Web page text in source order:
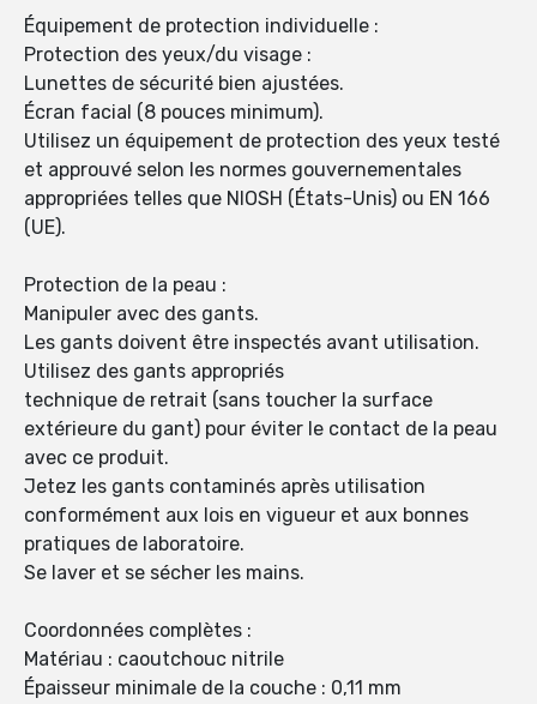
Équipement de protection individuelle :
Protection des yeux/du visage :
Lunettes de sécurité bien ajustées.
Écran facial (8 pouces minimum).
Utilisez un équipement de protection des yeux testé
et approuvé selon les normes gouvernementales
appropriées telles que NIOSH (États-Unis) ou EN 166
(UE).
Protection de la peau :
Manipuler avec des gants.
Les gants doivent être inspectés avant utilisation.
Utilisez des gants appropriés
technique de retrait (sans toucher la surface
extérieure du gant) pour éviter le contact de la peau
avec ce produit.
Jetez les gants contaminés après utilisation
conformément aux lois en vigueur et aux bonnes
pratiques de laboratoire.
Se laver et se sécher les mains.
Coordonnées complètes :
Matériau : caoutchouc nitrile
Épaisseur minimale de la couche : 0,11 mm